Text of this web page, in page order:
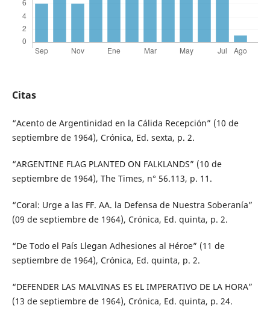
Citas
“Acento de Argentinidad en la Cálida Recepción” (10 de
septiembre de 1964), Crónica, Ed. sexta, p. 2.
“ARGENTINE FLAG PLANTED ON FALKLANDS” (10 de
septiembre de 1964), The Times, n° 56.113, p. 11.
“Coral: Urge a las FF. AA. la Defensa de Nuestra Soberanía”
(09 de septiembre de 1964), Crónica, Ed. quinta, p. 2.
“De Todo el País Llegan Adhesiones al Héroe” (11 de
septiembre de 1964), Crónica, Ed. quinta, p. 2.
“DEFENDER LAS MALVINAS ES EL IMPERATIVO DE LA HORA”
(13 de septiembre de 1964), Crónica, Ed. quinta, p. 24.